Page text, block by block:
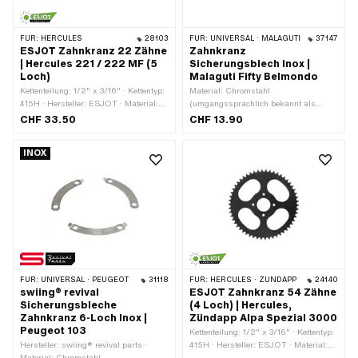
FÜR: HERCULES 28103
ESJOT Zahnkranz 22 Zähne
| Hercules 221 / 222 MF (5
Loch)
Kettenteilung: 1/2" x 3/16" · Kettentyp:
415H · Hersteller: ESJOT · Material:
Stahl · Oberfläche: pulverbeschichtet ·
38 mm · Anzahl Befestigungspunkte: 5
CHF 33.50
FÜR: UNIVERSAL · MALAGUTI 37147
Zahnkranz
Sicherungsblech Inox |
Malaguti Fifty Belmondo
Material: Chromstahl
(umgangssprachlich bekannt als
Nirosta) · Ø innen: 50 mm · Ø
Lochabstand: 47 mm · Ø
Befestigungsloch: 6.5 mm
CHF 13.90
INOX
FÜR: UNIVERSAL · PEUGEOT 31118
swiing® revival
Sicherungsbleche
Zahnkranz 6-Loch Inox |
Peugeot 103
Hersteller: swiing® revival parts ·
FÜR: HERCULES · ZÜNDAPP 24140
ESJOT Zahnkranz 54 Zähne
(4 Loch) | Hercules,
Zündapp Alpa Spezial 3000
Kettenteilung: 1/2" x 3/16" · Kettentyp:
415H · Hersteller: ESJOT · Material: